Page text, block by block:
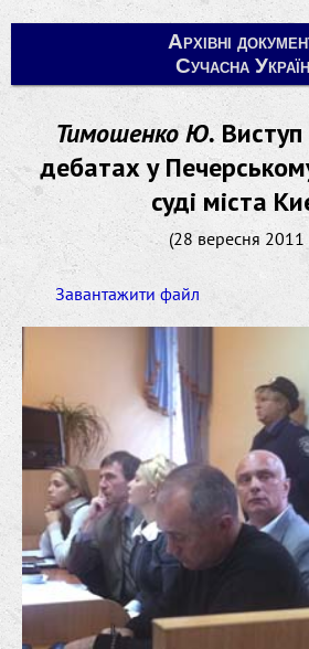
Архівні
Сучасна
Тимошенко Ю.Виступ
дебатах у
суді міста
(28 вересня 2011
Завантажити файл